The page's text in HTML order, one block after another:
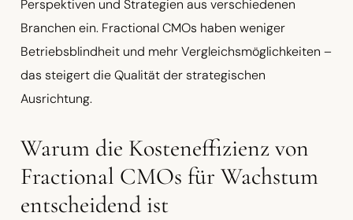
Perspektiven und Strategien aus verschiedenen
Branchen ein. Fractional CMOs haben weniger
Betriebsblindheit und mehr Vergleichsmöglichkeiten –
das steigert die Qualität der strategischen
Ausrichtung.
Warum die Kosteneffizienz von
Fractional CMOs für Wachstum
entscheidend ist